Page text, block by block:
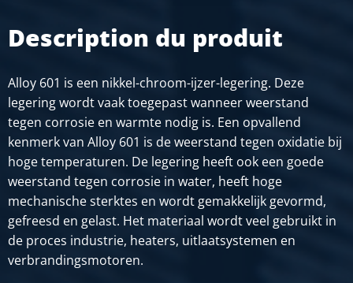
Description du produit
Alloy 601 is een nikkel-chroom-ijzer-legering. Deze
legering wordt vaak toegepast wanneer weerstand
tegen corrosie en warmte nodig is. Een opvallend
kenmerk van Alloy 601 is de weerstand tegen oxidatie bij
hoge temperaturen. De legering heeft ook een goede
weerstand tegen corrosie in water, heeft hoge
mechanische sterktes en wordt gemakkelijk gevormd,
gefreesd en gelast. Het materiaal wordt veel gebruikt in
de proces industrie, heaters, uitlaatsystemen en
verbrandingsmotoren.